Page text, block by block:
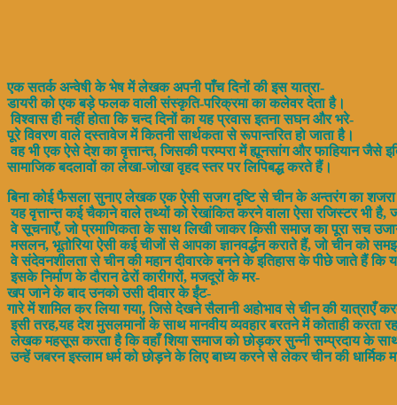
एक सतर्क अन्वेषी के भेष में लेखक अपनी पाँच दिनों की इस यात्रा-
डायरी को एक बड़े फलक वाली संस्कृति-परिक्रमा का कलेवर देता है।
विश्वास ही नहीं होता कि चन्द दिनों का यह प्रवास इतना सघन और भरे-
पूरे विवरण वाले दस्तावेज में कितनी सार्थकता से रूपान्तरित हो जाता है।
वह भी एक ऐसे देश का वृत्तान्त, जिसकी परम्परा में ह्यूनसांग और फाहियान जैसे
सामाजिक बदलावों का लेखा-जोखा वृहद स्तर पर लिपिबद्ध करते हैं।
बिना कोई फैसला सुनाए लेखक एक ऐसी सजग दृष्टि से चीन के अन्तरंग का शजरा
यह वृत्तान्त कई चैकाने वाले तथ्यों को रेखांकित करने वाला ऐसा रजिस्टर भी है,
वे सूचनाएँ, जो प्रमाणिकता के साथ लिखी जाकर किसी समाज का पूरा सच
मसलन, भूतोरिया ऐसी कई चीजों से आपका ज्ञानवर्द्धन कराते हैं, जो चीन को
वे संदेवनशीलता से चीन की महान दीवारके बनने के इतिहास के पीछे जाते हैं कि
इसके निर्माण के दौरान ढेरों कारीगरों, मजदूरों के मर-
खप जाने के बाद उनको उसी दीवार के ईंट-
गारे में शामिल कर लिया गया, जिसे देखने सैलानी अहोभाव से चीन की यात्राएँ
इसी तरह,यह देश मुसलमानों के साथ मानवीय व्यवहार बरतने में कोताही करता
लेखक महसूस करता है कि वहाँ शिया समाज को छोड़कर सुन्नी सम्प्रदाय के साथ
उन्हें जबरन इस्लाम धर्म को छोड़ने के लिए बाध्य करने से लेकर चीन की धार्मिक